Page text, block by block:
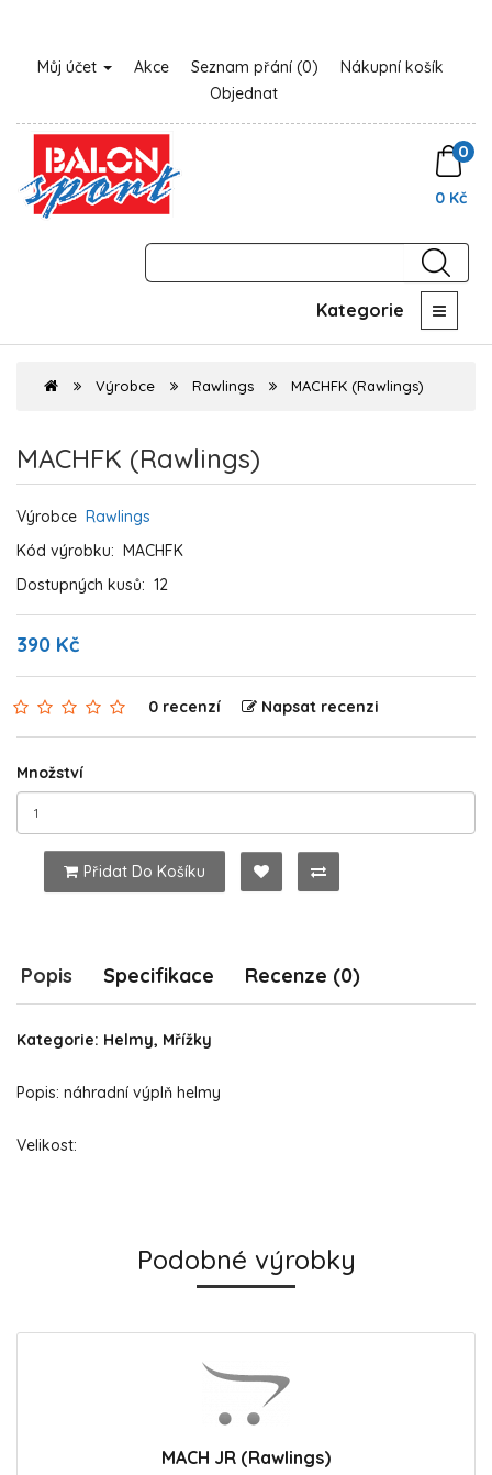
Můj účet Akce Seznam přání (0)
Nákupní košík
Objednat
0
0 Kč
Kategorie
Výrobce Rawlings MACHFK (Rawlings)
MACHFK (Rawlings)
Výrobce Rawlings
Kód výrobku: MACHFK
Dostupných kusů: 12
390 Kč
0 recenzí Napsat recenzi
Množství
Přidat Do Košíku
Popis Specifikace Recenze (0)
Kategorie: Helmy, Mřížky
Popis: náhradní výplň helmy
Velikost:
Podobné výrobky
MACH JR (Rawlings)